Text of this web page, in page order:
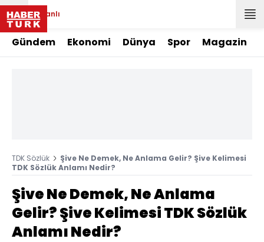
Canlı
Gündem Ekonomi Dünya Spor Magazin
TDK Sözlük
Şive Ne Demek, Ne Anlama Gelir? Şive Kelimesi
TDK Sözlük Anlamı Nedir?
Şive Ne Demek, Ne Anlama
Gelir? Şive Kelimesi TDK Sözlük
Anlamı Nedir?